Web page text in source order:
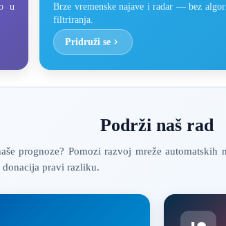
u
Brze vremenske najave i radar — bez
filtriranja.
Pridruži se
Podrži naš rad
prognoze? Pomozi razvoj mreže automatskih
pravi razliku.